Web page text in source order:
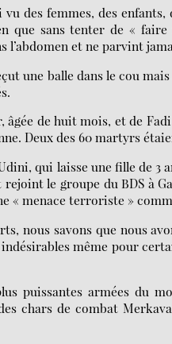
des femmes, des enfants,
que sans tenter de «
l’abdomen et ne parvint
une balle dans le cou
de huit mois, et de
Deux des 60 martyrs
qui laisse une fille de 3
le groupe du BDS à
« menace terroriste »
nous savons que nous
même pour
puissantes armées du
chars de combat